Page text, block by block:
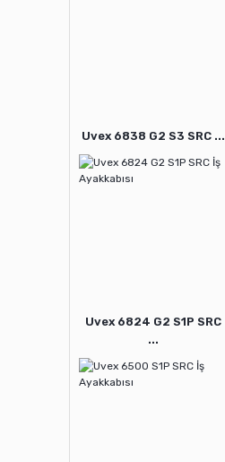
Uvex 6838 G2 S3 SRC ...
Uvex 6824 G2 S1P SRC
...